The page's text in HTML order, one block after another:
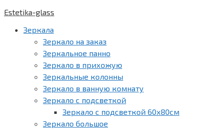
Estetika-glass
Зеркала
Зеркало на заказ
Зеркальное панно
Зеркало в прихожую
Зеркальные колонны
Зеркало в ванную комнату
Зеркало с подсветкой
Зеркало с подсветкой 60х80см
Зеркало большое